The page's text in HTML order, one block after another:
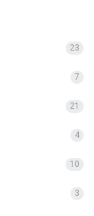
23
7
21
4
10
3